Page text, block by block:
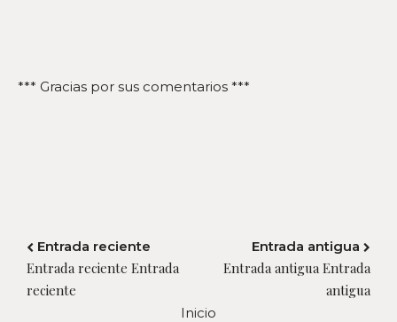
*** Gracias por sus comentarios ***
Entrada reciente
Entrada reciente Entrada
reciente
Entrada antigua
Entrada antigua Entrada
antigua
Inicio